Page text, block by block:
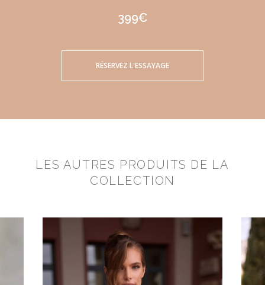
399€
RÉSERVEZ L'ESSAYAGE
LES AUTRES PRODUITS DE LA
COLLECTION